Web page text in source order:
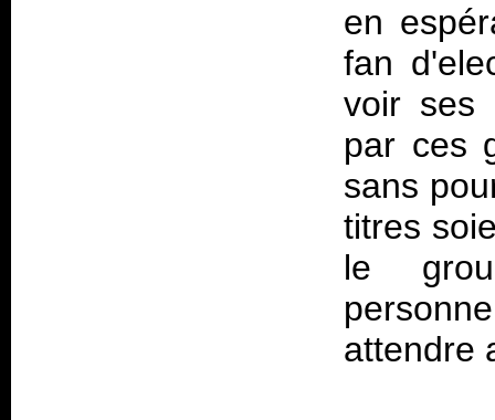
en
fan
voir ses
par ces
sans
titres
le